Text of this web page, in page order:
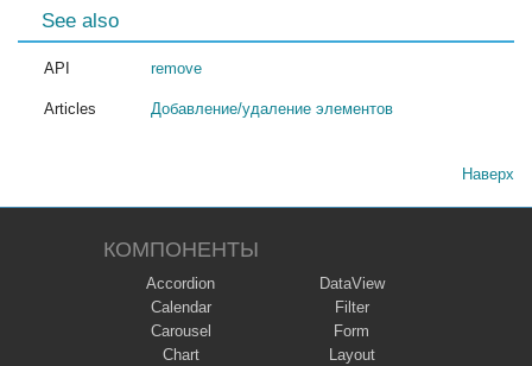
See also
API remove
Articles Добавление/удаление элементов
Наверх
КОМПОНЕНТЫ
Accordion
Calendar
Carousel
Chart
DataView
Filter
Form
Layout